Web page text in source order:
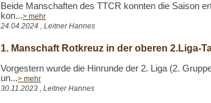
Beide Manschaften des TTCR konnten die Saison
kon...> mehr
24.04.2024 , Leitner Hannes
1. Manschaft Rotkreuz in der oberen 2.Liga-
Vorgestern wurde die Hinrunde der 2. Liga (2.
un...> mehr
30.11.2023 , Leitner Hannes